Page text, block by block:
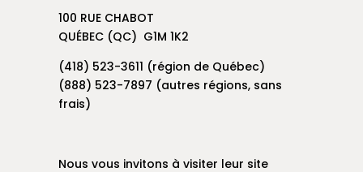
100 RUE CHABOT
QUÉBEC (QC) G1M 1K2
(418) 523-3611 (région de Québec)
(888) 523-7897 (autres régions, sans
frais)
Nous vous invitons à visiter leur site